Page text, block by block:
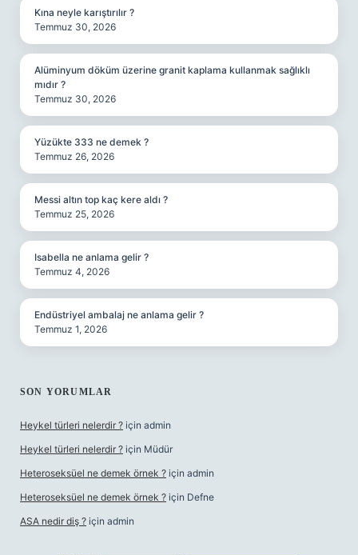
Kına neyle karıştırılır ?
Temmuz 30, 2026
Alüminyum döküm üzerine granit kaplama kullanmak sağlıklı
mıdır ?
Temmuz 30, 2026
Yüzükte 333 ne demek ?
Temmuz 26, 2026
Messi altın top kaç kere aldı ?
Temmuz 25, 2026
Isabella ne anlama gelir ?
Temmuz 4, 2026
Endüstriyel ambalaj ne anlama gelir ?
Temmuz 1, 2026
SON YORUMLAR
Heykel türleri nelerdir ? için admin
Heykel türleri nelerdir ? için Müdür
Heteroseksüel ne demek örnek ? için admin
Heteroseksüel ne demek örnek ? için Defne
ASA nedir diş ? için admin